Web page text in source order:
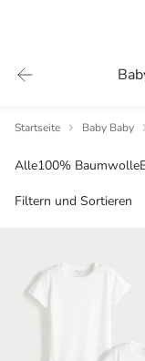
Startseite Baby Baby
Alle100% Baumwolle
Filtern und Sortieren